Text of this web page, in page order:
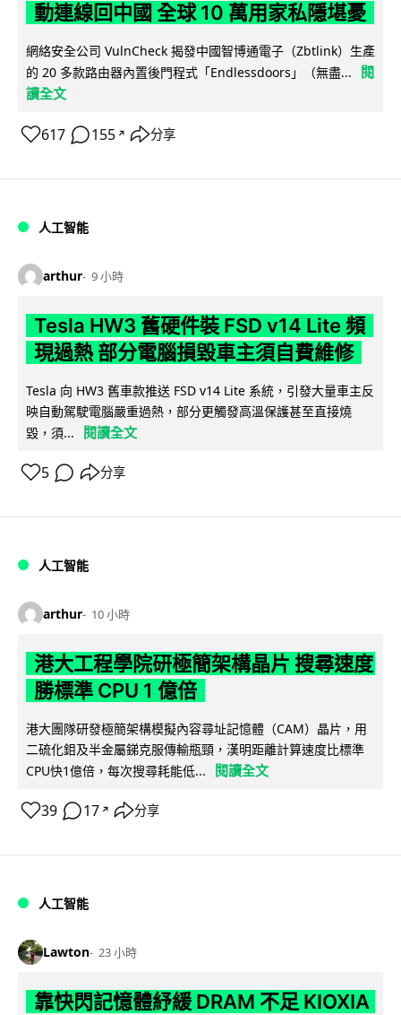
動連線回中國 全球 10 萬用家私隱堪憂
網絡安全公司 VulnCheck 揭發中國智博通電子（Zbtlink）生產
的 20 多款路由器內置後門程式「Endlessdoors」（無盡...
閱
讀全文
617 155 ↗ 分享
人工智能
arthur 9 小時
Tesla HW3 舊硬件裝 FSD v14 Lite 頻
現過熱 部分電腦損毀車主須自費維修
Tesla 向 HW3 舊車款推送 FSD v14 Lite 系統，引發大量車主反
映自動駕駛電腦嚴重過熱，部分更觸發高溫保護甚至直接燒
毀，須...
閱讀全文
5 分享
人工智能
arthur 10 小時
港大工程學院研極簡架構晶片 搜尋速度
勝標準 CPU 1 億倍
港大團隊研發極簡架構模擬內容尋址記憶體（CAM）晶片，用
二硫化鉬及半金屬銻克服傳輸瓶頸，漢明距離計算速度比標準
CPU快1億倍，每次搜尋耗能低...
閱讀全文
39 17 ↗ 分享
人工智能
Lawton 23 小時
靠快閃記憶體紓緩 DRAM 不足 KIOXIA